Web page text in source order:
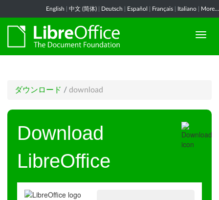
English 中文 (简体) Deutsch Español Français Italiano More...
ダウンロード / download
Download
LibreOffice